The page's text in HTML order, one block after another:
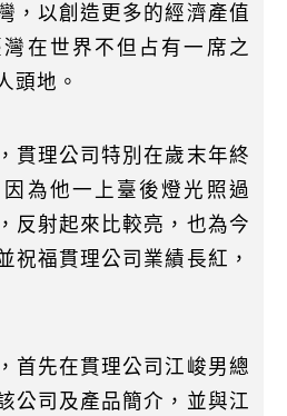
，以創造更多的經濟產值
在世界不但占有一席之
頭地。
貫理公司特別在歲末年終
為他一上臺後燈光照過
反射起來比較亮，也為今
祝福貫理公司業績長紅，
首先在貫理公司江峻男總
公司及產品簡介，並與江